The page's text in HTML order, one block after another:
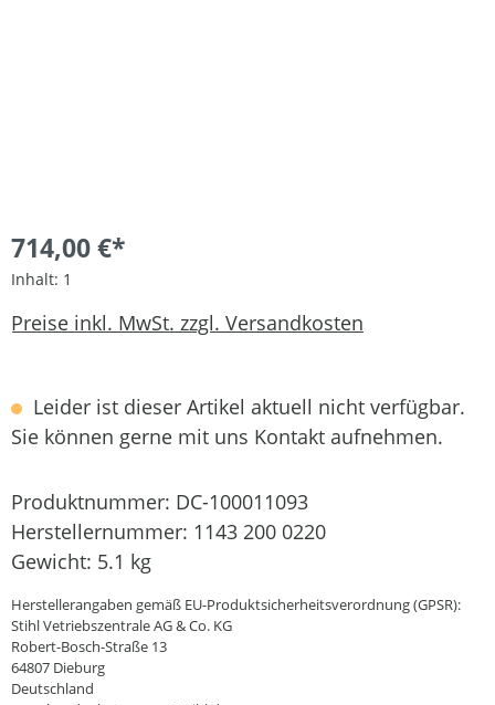
714,00 €*
Inhalt: 1
Preise inkl. MwSt. zzgl. Versandkosten
Leider ist dieser Artikel aktuell nicht verfügbar.
Sie können gerne mit uns Kontakt aufnehmen.
Produktnummer: DC-100011093
Herstellernummer: 1143 200 0220
Gewicht: 5.1 kg
Herstellerangaben gemäß EU-Produktsicherheitsverordnung (GPSR):
Stihl Vetriebszentrale AG & Co. KG
Robert-Bosch-Straße 13
64807 Dieburg
Deutschland